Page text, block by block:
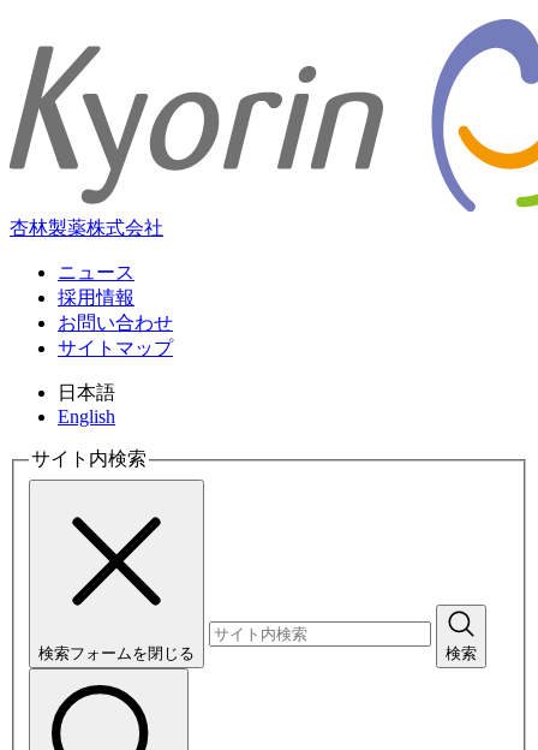
杏林製薬株式会社
ニュース
採用情報
お問い合わせ
サイトマップ
日本語
English
サイト内検索
検索フォームを閉じる 検索